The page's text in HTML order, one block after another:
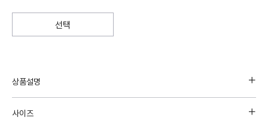
선택
상품설명
사이즈